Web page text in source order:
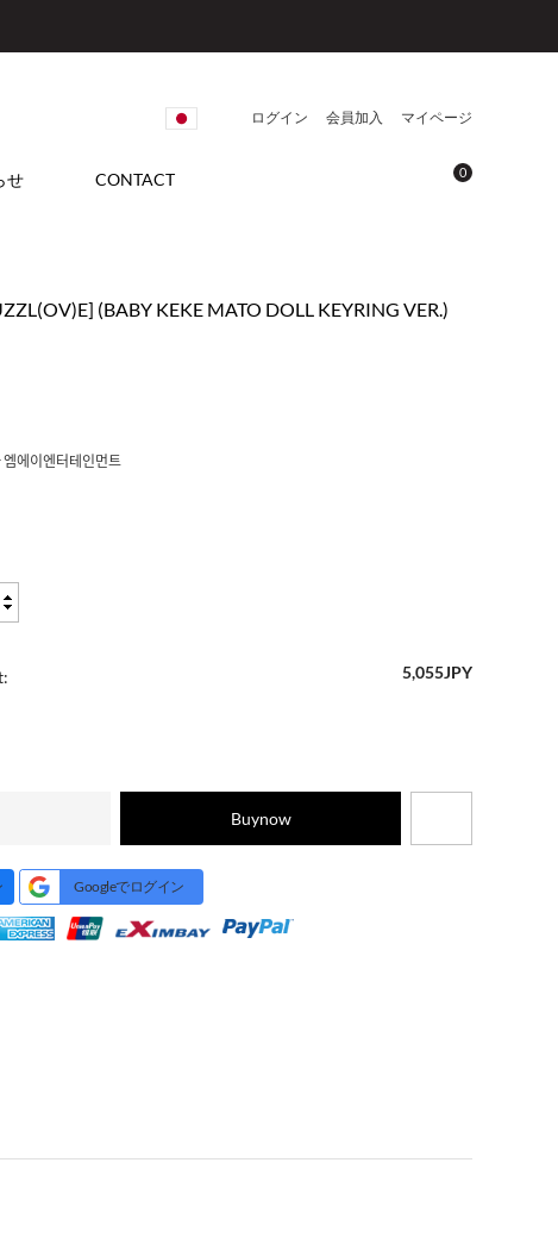
ログイン 会員加入 マイページ
せ CONTACT 0
(BABY KEKE MATO DOLL KEYRING VER.)
엠에이엔터테인먼트
5,055JPY
Buynow
Googleでログイン